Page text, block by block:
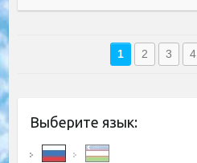
1 2 3 4
Выберите язык: